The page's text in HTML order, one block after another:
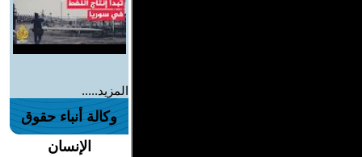
المزيد.....
وكالة أنباء حقوق
الإنسان